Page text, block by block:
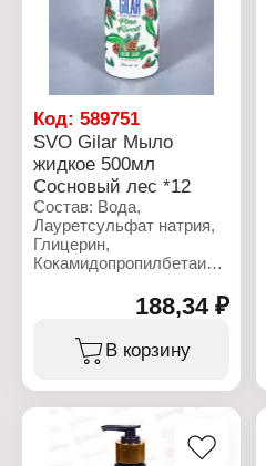
Бренд: Gilar
Тип товара: Мыло
жидкое
Название: Кокосовое
молоко
Объем: 500 мл
Код: 589751
SVO Gilar Мыло
жидкое 500мл
Сосновый лес *12
Состав: Вода,
Лауретсульфат натрия,
Глицерин,
Кокамидопропилбетаин,
ДЭА, масло ши,
кокосовый глюкозид,
глицерилолеат,
парфюмированная вода,
бензоат натрия,
лимонная кислота,
бензилсалицилат,
гексилциннамал, CI
188,34 ₽
В корзину